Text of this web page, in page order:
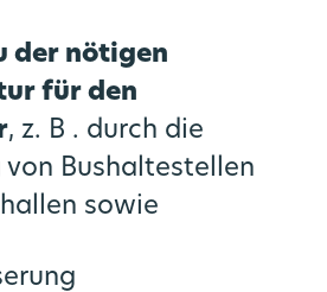
der nötigen
für den
, z. B . durch die
von Bushaltestellen
sowie